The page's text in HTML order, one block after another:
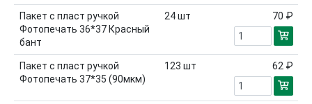
Пакет с пласт ручкой
Фотопечать 36*37 Красный
бант
24шт 70 ₽
Пакет с пласт ручкой
Фотопечать 37*35 (90мкм)
123 шт 62 ₽